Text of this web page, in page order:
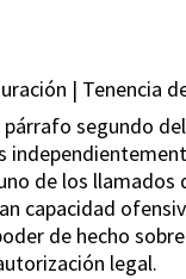
| Tenencia
párrafo segundo
de los
capacidad
de hecho
legal.